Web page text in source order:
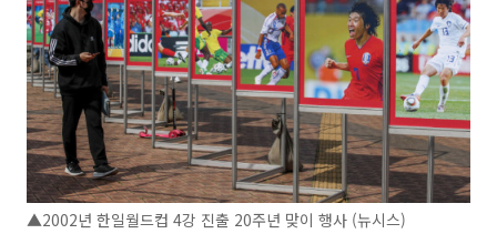
▲2002년 한일월드컵 4강 진출 20주년 맞이 행사 (뉴시스)